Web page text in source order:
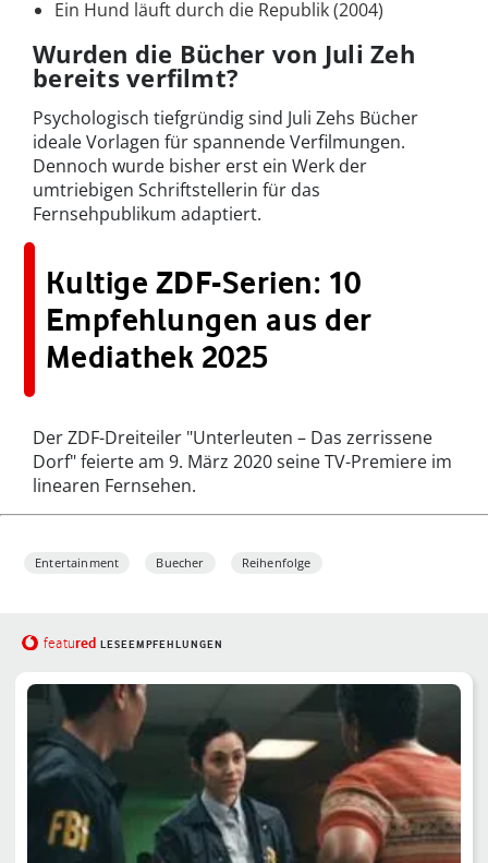
Ein Hund läuft durch die Republik (2004)
Wurden die Bücher von Juli Zeh
bereits verfilmt?
Psychologisch tiefgründig sind Juli Zehs Bücher
ideale Vorlagen für spannende Verfilmungen.
Dennoch wurde bisher erst ein Werk der
umtriebigen Schriftstellerin für das
Fernsehpublikum adaptiert.
Kultige ZDF-Serien: 10
Empfehlungen aus der
Mediathek 2025
Der ZDF-Dreiteiler "Unterleuten – Das zerrissene
Dorf" feierte am 9. März 2020 seine TV-Premiere im
linearen Fernsehen.
Entertainment Buecher Reihenfolge
featured LESEEMPFEHLUNGEN